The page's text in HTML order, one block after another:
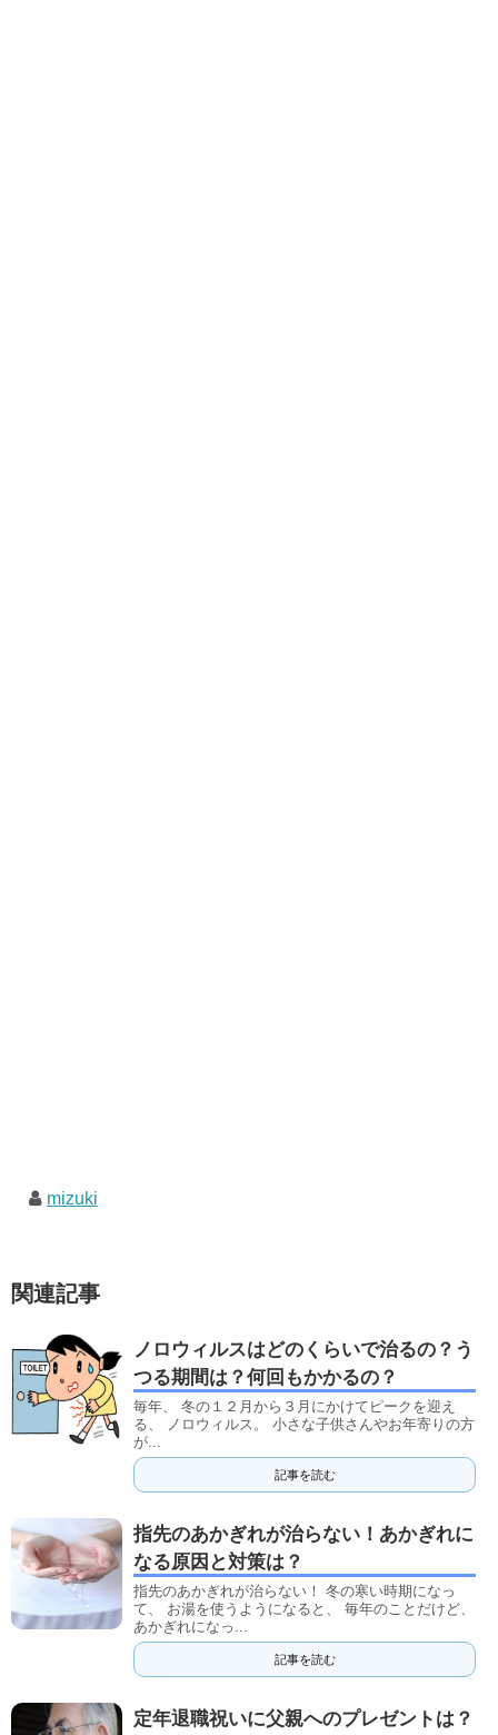
mizuki
関連記事
ノロウィルスはどのくらいで治るの？う
つる期間は？何回もかかるの？
毎年、 冬の１２月から３月にかけてピークを迎え
る、 ノロウィルス。 小さな子供さんやお年寄りの方
が...
記事を読む
指先のあかぎれが治らない！あかぎれに
なる原因と対策は？
指先のあかぎれが治らない！ 冬の寒い時期になっ
て、 お湯を使うようになると、 毎年のことだけど、
あかぎれになっ...
記事を読む
定年退職祝いに父親へのプレゼントは？